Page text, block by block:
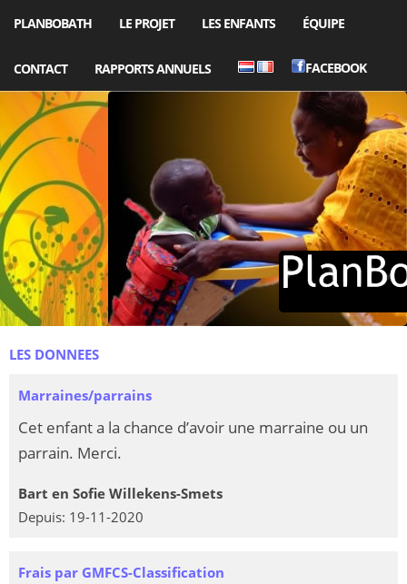
PLANBOBATH LE PROJET LES ENFANTS ÉQUIPE
CONTACT RAPPORTS ANNUELS FACEBOOK
LES DONNEES
Marraines/parrains
Cet enfant a la chance d’avoir une marraine ou un
parrain. Merci.
Bart en Sofie Willekens-Smets
Depuis: 19-11-2020
Frais par GMFCS-Classification